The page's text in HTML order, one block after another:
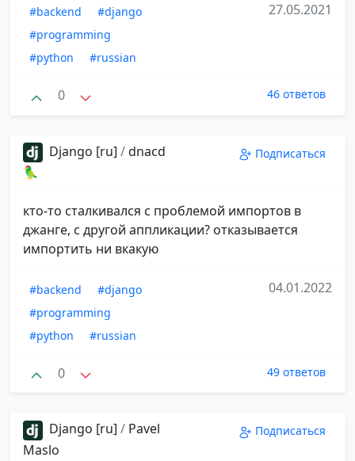
#backend
#django
#programming
#python
#russian
27.05.2021
0 46 ответов
Django [ru] /dnacd
🦜
Подписаться
кто-то сталкивался с проблемой импортов в
джанге, с другой аппликации? отказывается
импортить ни вкакую
#backend
#django
#programming
#python
#russian
04.01.2022
0 49 ответов
Django [ru] / Pavel
Maslo
Подписаться